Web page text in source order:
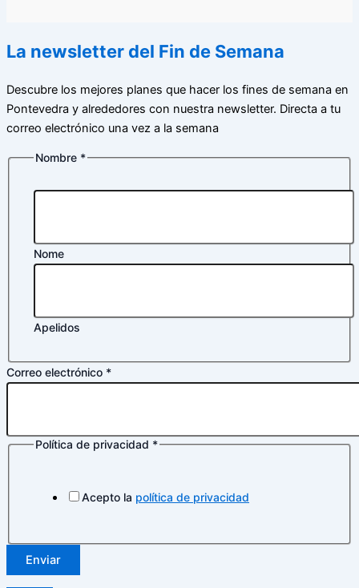
La newsletter del Fin de Semana
Descubre los mejores planes que hacer los fines de semana en
Pontevedra y alrededores con nuestra newsletter. Directa a tu
correo electrónico una vez a la semana
Nombre *
Nome
Apelidos
Política
Correo electrónico *
Política de privacidad *
Acepto la política de privacidad
Enviar